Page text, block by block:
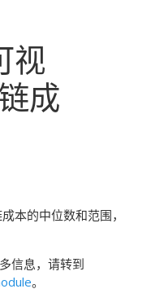
视
成
本的中位数和范围，
信息，请转到
。